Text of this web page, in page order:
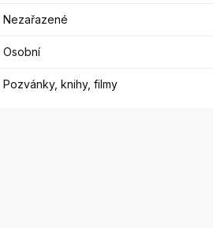
Nezařazené
Osobní
Pozvánky, knihy, filmy